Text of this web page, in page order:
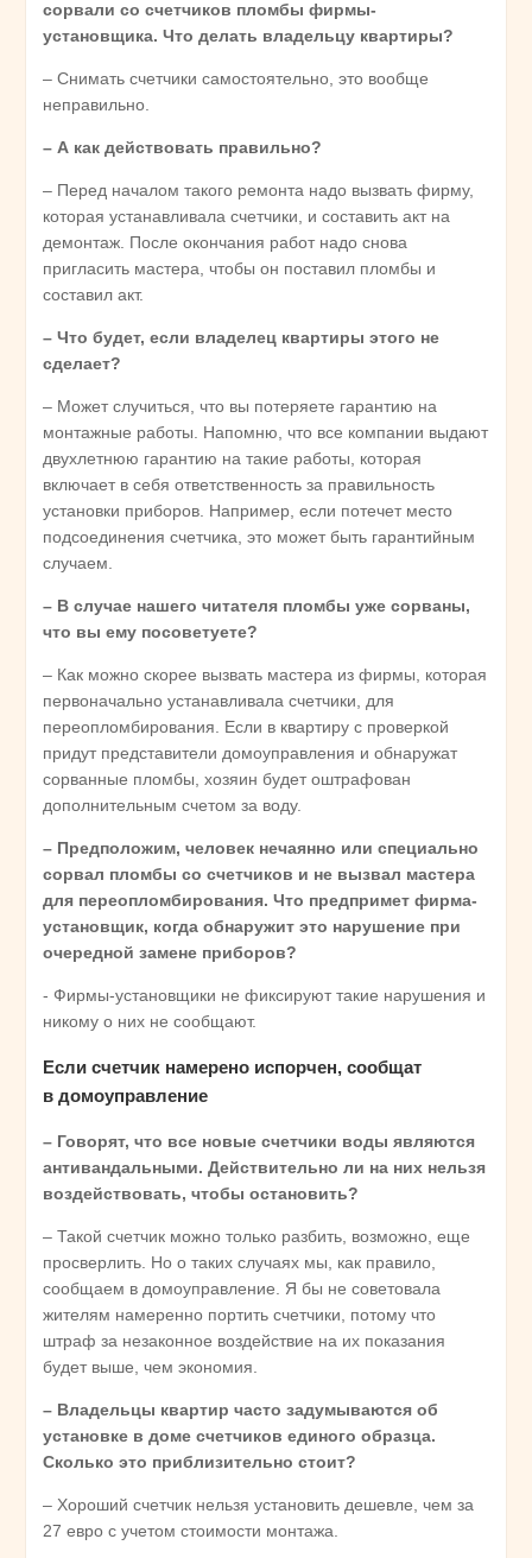
сорвали со счетчиков пломбы фирмы-
установщика. Что делать владельцу квартиры?
– Снимать счетчики самостоятельно, это вообще
неправильно.
– А как действовать правильно?
– Перед началом такого ремонта надо вызвать фирму,
которая устанавливала счетчики, и составить акт на
демонтаж. После окончания работ надо снова
пригласить мастера, чтобы он поставил пломбы и
составил акт.
– Что будет, если владелец квартиры этого не
сделает?
– Может случиться, что вы потеряете гарантию на
монтажные работы. Напомню, что все компании выдают
двухлетнюю гарантию на такие работы, которая
включает в себя ответственность за правильность
установки приборов. Например, если потечет место
подсоединения счетчика, это может быть гарантийным
случаем.
– В случае нашего читателя пломбы уже сорваны,
что вы ему посоветуете?
– Как можно скорее вызвать мастера из фирмы, которая
первоначально устанавливала счетчики, для
переопломбирования. Если в квартиру с проверкой
придут представители домоуправления и обнаружат
сорванные пломбы, хозяин будет оштрафован
дополнительным счетом за воду.
– Предположим, человек нечаянно или специально
сорвал пломбы со счетчиков и не вызвал мастера
для переопломбирования. Что предпримет фирма-
установщик, когда обнаружит это нарушение при
очередной замене приборов?
- Фирмы-установщики не фиксируют такие нарушения и
никому о них не сообщают.
Если счетчик намерено испорчен, сообщат
в домоуправление
– Говорят, что все новые счетчики воды являются
антивандальными. Действительно ли на них нельзя
воздействовать, чтобы остановить?
– Такой счетчик можно только разбить, возможно, еще
просверлить. Но о таких случаях мы, как правило,
сообщаем в домоуправление. Я бы не советовала
жителям намеренно портить счетчики, потому что
штраф за незаконное воздействие на их показания
будет выше, чем экономия.
– Владельцы квартир часто задумываются об
установке в доме счетчиков единого образца.
Сколько это приблизительно стоит?
– Хороший счетчик нельзя установить дешевле, чем за
27 евро с учетом стоимости монтажа.